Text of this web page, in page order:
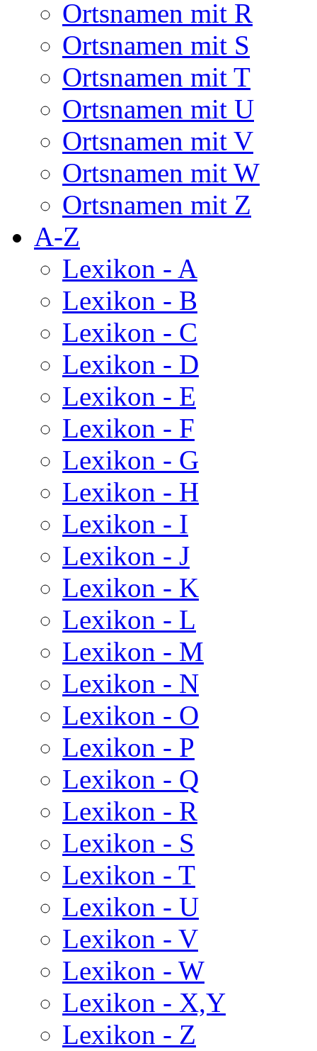
Ortsnamen mit R
Ortsnamen mit S
Ortsnamen mit T
Ortsnamen mit U
Ortsnamen mit V
Ortsnamen mit W
Ortsnamen mit Z
A-Z
Lexikon - A
Lexikon - B
Lexikon - C
Lexikon - D
Lexikon - E
Lexikon - F
Lexikon - G
Lexikon - H
Lexikon - I
Lexikon - J
Lexikon - K
Lexikon - L
Lexikon - M
Lexikon - N
Lexikon - O
Lexikon - P
Lexikon - Q
Lexikon - R
Lexikon - S
Lexikon - T
Lexikon - U
Lexikon - V
Lexikon - W
Lexikon - X,Y
Lexikon - Z